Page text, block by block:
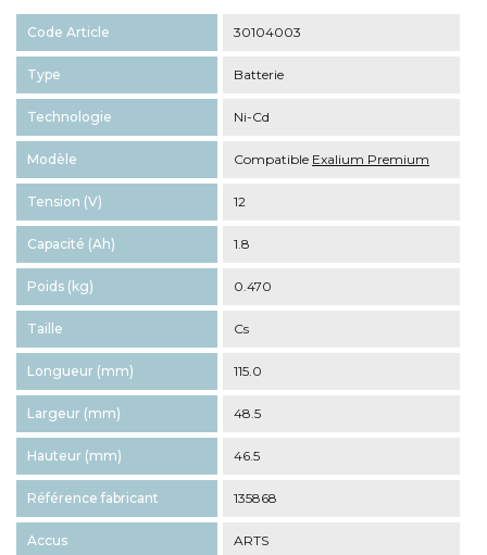
Code Article 30104003
Type Batterie
Technologie Ni-Cd
Modèle Compatible Exalium Premium
Tension (V) 12
Capacité (Ah) 1.8
Poids (kg) 0.470
Taille Cs
Longueur (mm) 115.0
Largeur (mm) 48.5
Hauteur (mm) 46.5
Référence fabricant 135868
Accus ARTS